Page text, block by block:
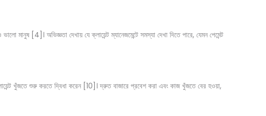
মানুষ [4]। অভিজ্ঞতা দেখায় যে ক্লায়েন্ট ম্যানেজমেন্টে সমস্যা দেখা দিতে পারে, যেমন পেমেন্ট
খুঁজতে শুরু করতে দ্বিধা করেন [10]। দ্রুত বাজারে প্রবেশ করা এবং কাজ খুঁজতে বের হওয়া,